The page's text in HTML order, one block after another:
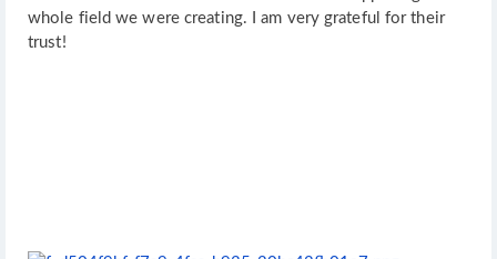
whole field we were creating. I am very grateful for their
trust!